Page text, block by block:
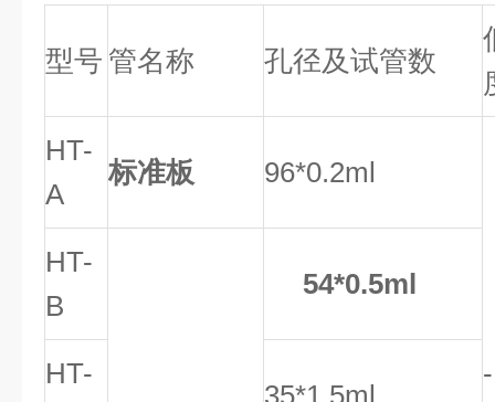
型号 管名称 孔径及试管数
HT-
A
标准板 96*0.2ml
HT-
B
54*0.5ml
HT-
35*1.5ml